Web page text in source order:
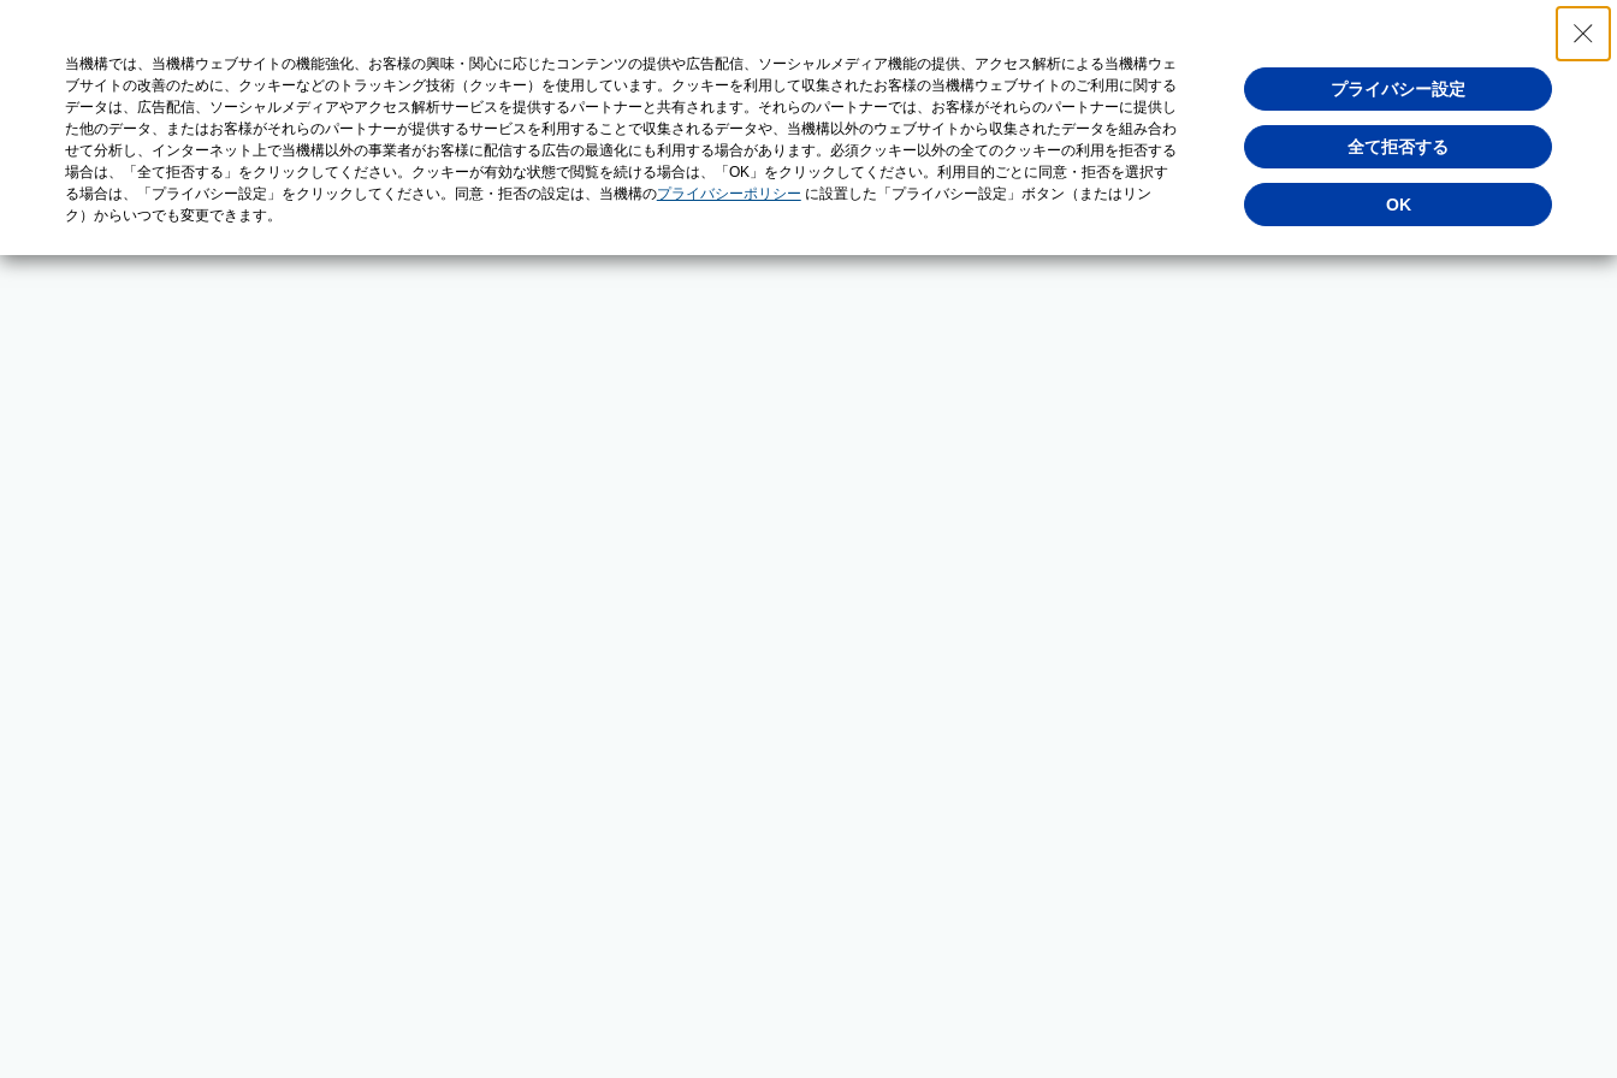
当機構では、当機構ウェブサイトの機能強化、お客様の興味・関心に応じたコンテンツの提供や広告配信、ソーシャルメディア機能の提供、アクセス解析による当機構ウェ
ブサイトの改善のために、クッキーなどのトラッキング技術（クッキー）を使用しています。クッキーを利用して収集されたお客様の当機構ウェブサイトのご利用に関する
データは、広告配信、ソーシャルメディアやアクセス解析サービスを提供するパートナーと共有されます。それらのパートナーでは、お客様がそれらのパートナーに提供し
た他のデータ、またはお客様がそれらのパートナーが提供するサービスを利用することで収集されるデータや、当機構以外のウェブサイトから収集されたデータを組み合わ
せて分析し、インターネット上で当機構以外の事業者がお客様に配信する広告の最適化にも利用する場合があります。必須クッキー以外の全てのクッキーの利用を拒否する
場合は、「全て拒否する」をクリックしてください。クッキーが有効な状態で閲覧を続ける場合は、「OK」をクリックしてください。利用目的ごとに同意・拒否を選択す
る場合は、「プライバシー設定」をクリックしてください。同意・拒否の設定は、当機構のプライバシーポリシー に設置した「プライバシー設定」ボタン（またはリン
ク）からいつでも変更できます。
プライバシー設定
全て拒否する
OK